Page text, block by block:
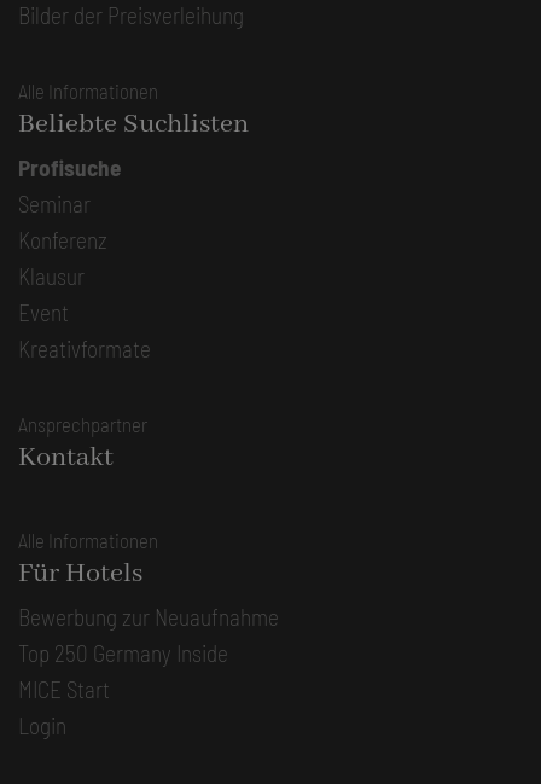
Bilder der Preisverleihung
Alle Informationen
Beliebte Suchlisten
Profisuche
Seminar
Konferenz
Klausur
Event
Kreativformate
Ansprechpartner
Kontakt
Alle Informationen
Für Hotels
Bewerbung zur Neuaufnahme
Top 250 Germany Inside
MICE Start
Login